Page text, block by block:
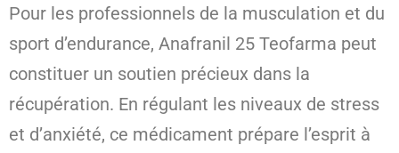
Pour les professionnels de la musculation et du
sport d’endurance, Anafranil 25 Teofarma peut
constituer un soutien précieux dans la
récupération. En régulant les niveaux de stress
et d’anxiété, ce médicament prépare l’esprit à